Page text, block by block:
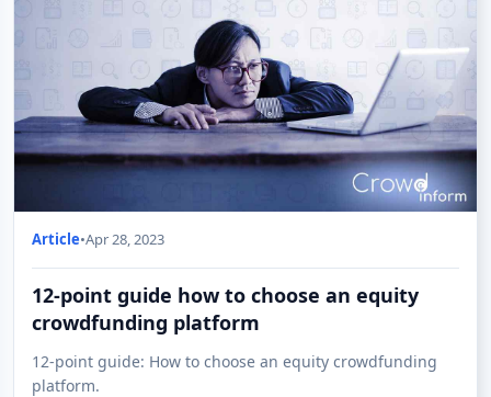
Article•Apr 28, 2023
12-point guide how to choose an equity
crowdfunding platform
12-point guide: How to choose an equity crowdfunding
platform.